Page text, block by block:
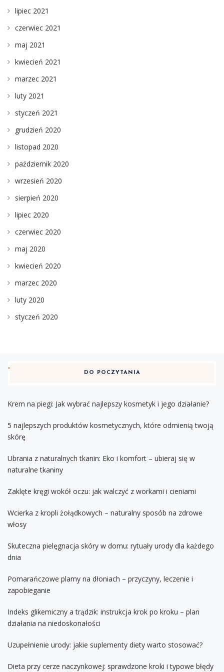
lipiec 2021
czerwiec 2021
maj 2021
kwiecień 2021
marzec 2021
luty 2021
styczeń 2021
grudzień 2020
listopad 2020
październik 2020
wrzesień 2020
sierpień 2020
lipiec 2020
czerwiec 2020
maj 2020
kwiecień 2020
marzec 2020
luty 2020
styczeń 2020
DO POCZYTANIA
Krem na piegi: Jak wybrać najlepszy kosmetyk i jego działanie?
5 najlepszych produktów kosmetycznych, które odmienią twoją
skórę
Ubrania z naturalnych tkanin: Eko i komfort – ubieraj się w
naturalne tkaniny
Zaklęte kręgi wokół oczu: jak walczyć z workami i cieniami
Wcierka z kropli żołądkowych – naturalny sposób na zdrowe
włosy
Skuteczna pielęgnacja skóry w domu: rytuały urody dla każdego
dnia
Pomarańczowe plamy na dłoniach – przyczyny, leczenie i
zapobieganie
Indeks glikemiczny a trądzik: instrukcja krok po kroku – plan
działania na niedoskonałości
Uzupełnienie urody: jakie suplementy diety warto stosować?
Dieta przy cerze naczynkowej: sprawdzone kroki i typowe błędy